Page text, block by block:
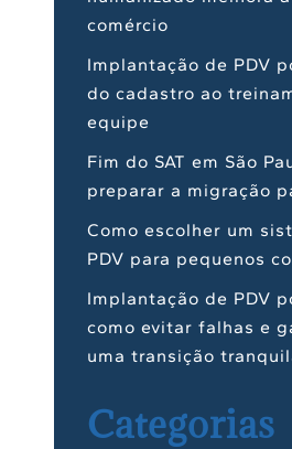
comércio
Implantação de PDV
do cadastro ao
equipe
Fim do SAT em São
preparar a migração
Como escolher um
PDV para pequenos
Implantação de PDV
como evitar falhas e
uma transição
Categorias